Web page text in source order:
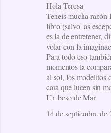
Hola Teresa
Teneis mucha razón
libro (salvo las
es la de entretener,
volar con la
Para todo eso
momentos la
al sol, los modelitos
cara que lucen sin
Un beso de Mar
14 de septiembre de